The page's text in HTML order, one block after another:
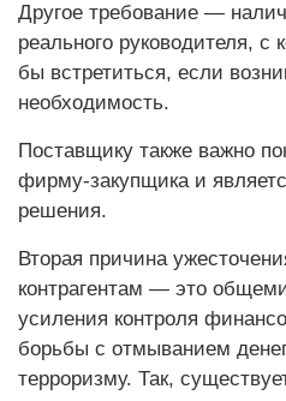
Другое требование —
реального руководителя, с
бы встретиться, если
необходимость.
Поставщику также важно
фирму-закупщика и
решения.
Вторая причина
контрагентам — это
усиления контроля
борьбы с отмыванием
терроризму. Так,